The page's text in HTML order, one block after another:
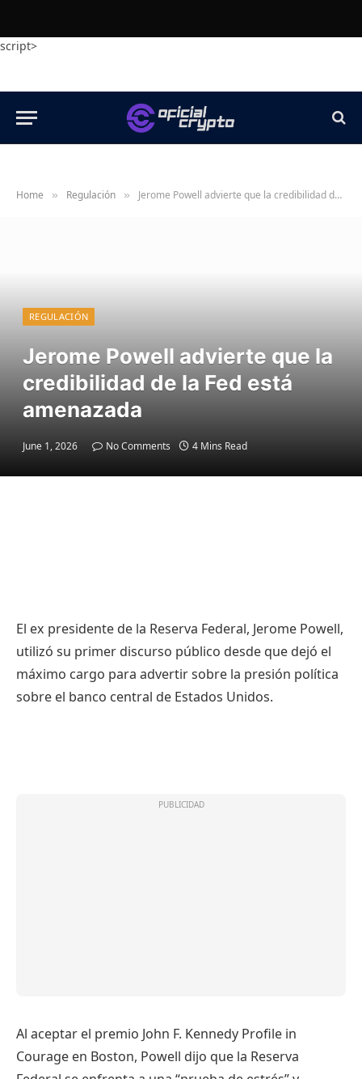
script>
Home » Regulación » Jerome Powell advierte que la credibilidad de la Fed está amenazada
REGULACIÓN
Jerome Powell advierte que la
credibilidad de la Fed está
amenazada
June 1, 2026 No Comments 4 Mins Read
El ex presidente de la Reserva Federal, Jerome Powell,
utilizó su primer discurso público desde que dejó el
máximo cargo para advertir sobre la presión política
sobre el banco central de Estados Unidos.
Al aceptar el premio John F. Kennedy Profile in
Courage en Boston, Powell dijo que la Reserva